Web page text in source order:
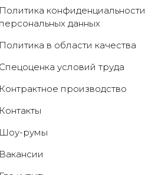
Политика конфиденциальности
персональных данных
Политика в области качества
Cпецоценка условий труда
Контрактное производство
Контакты
Шоу-румы
Вакансии